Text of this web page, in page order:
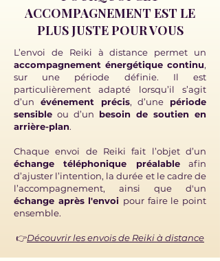
ACCOMPAGNEMENT EST LE
PLUS JUSTE POUR VOUS
L’envoi de Reiki à distance permet un
accompagnement énergétique continu,
sur une période définie. Il est
particulièrement adapté lorsqu’il s’agit
d’un événement précis, d’une période
sensible ou d’un besoin de soutien en
arrière-plan.
Chaque envoi de Reiki fait l’objet d’un
échange téléphonique préalableafin
d’ajuster l’intention, la durée et le cadre de
l’accompagnement, ainsi que d'un
échange après l'envoi pour faire le point
ensemble.
👉Découvrir les envois de Reiki à distance